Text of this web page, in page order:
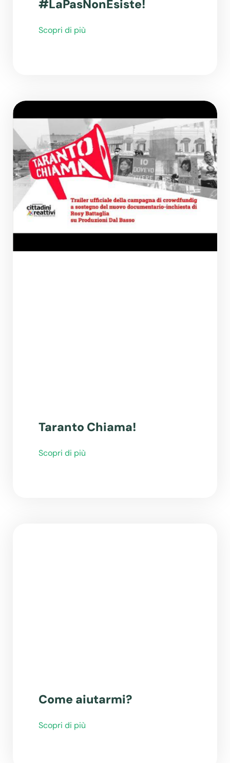
#LaPasNonEsiste!
Scopri di più
Taranto Chiama!
Scopri di più
Come aiutarmi?
Scopri di più